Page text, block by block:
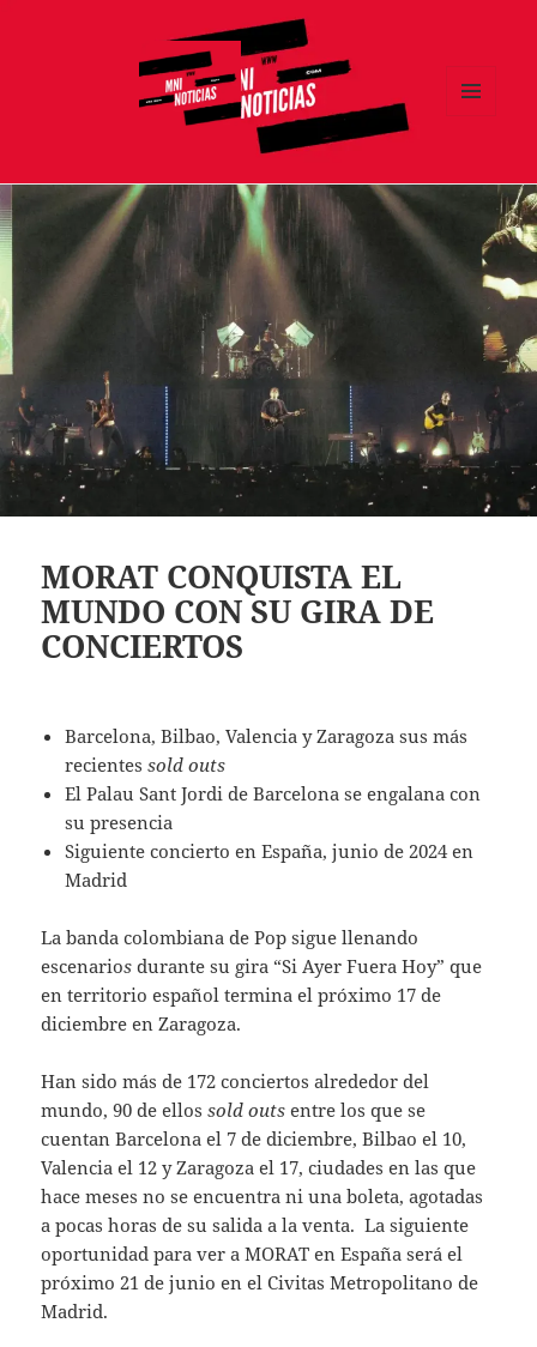
MORAT CONQUISTA EL
MUNDO CON SU GIRA DE
CONCIERTOS
Barcelona, Bilbao, Valencia y Zaragoza sus más
recientessold outs
El Palau Sant Jordi de Barcelona se engalana con
su presencia
Siguiente concierto en España, junio de 2024 en
Madrid
La banda colombiana de Pop sigue llenando
escenarios durante su gira “Si Ayer Fuera Hoy” que
en territorio español termina el próximo 17 de
diciembre en Zaragoza.
Han sido más de 172 conciertos alrededor del
mundo, 90 de ellossold outs entre los que se
cuentan Barcelona el 7 de diciembre, Bilbao el 10,
Valencia el 12 y Zaragoza el 17, ciudades en las que
hace meses no se encuentra ni una boleta, agotadas
a pocas horas de su salida a la venta. La siguiente
oportunidad para ver a MORAT en España será el
próximo 21 de junio en el Civitas Metropolitano de
Madrid.